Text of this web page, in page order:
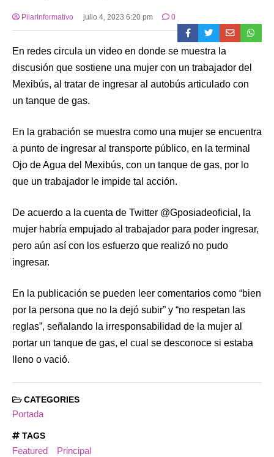
PilarInformativo julio 4, 2023 6:20 pm 0
En redes circula un video en donde se muestra la
discusión que sostiene una mujer con un trabajador del
Mexibús, al tratar de ingresar al autobús articulado con
un tanque de gas.
En la grabación se muestra como una mujer se encuentra
a punto de ingresar al transporte público, en la terminal
Ojo de Agua del Mexibús, con un tanque de gas, por lo
que un trabajador le impide tal acción.
De acuerdo a la cuenta de Twitter @Gposiadeoficial, la
mujer habría empujado al trabajador para poder ingresar,
pero aún así con los esfuerzo que realizó no pudo
ingresar.
En la publicación se pueden leer comentarios como “bien
por la persona que no la dejó subir” y “no respetan las
reglas”, señalando la irresponsabilidad de la mujer al
portar un tanque de gas, el cual se desconoce si estaba
lleno o vació.
CATEGORIES
Portada
TAGS
Featured Principal